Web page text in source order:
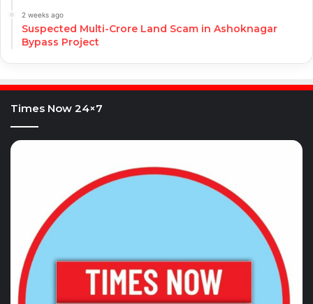
2 weeks ago
Suspected Multi-Crore Land Scam in Ashoknagar
Bypass Project
Times Now 24×7